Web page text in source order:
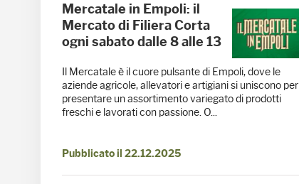
Mercatale in Empoli: il
Mercato di Filiera Corta
ogni sabato dalle 8 alle 13
Il Mercatale è il cuore pulsante di Empoli, dove le
aziende agricole, allevatori e artigiani si uniscono per
presentare un assortimento variegato di prodotti
freschi e lavorati con passione. O...
Pubblicato il 22.12.2025